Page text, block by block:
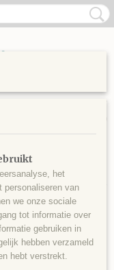
UW WINKELWAGEN
rond
het
personaliseren van
we onze sociale
tot informatie over
gebruiken in
hebben verzameld
hebt verstrekt.